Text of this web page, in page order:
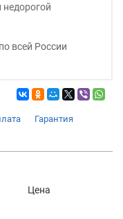
всей России
Гарантия
Цена